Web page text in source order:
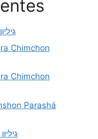
Chimchon
Chimchon
Parashá